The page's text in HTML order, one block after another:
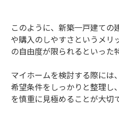
このように、新築一戸建ての
や購入のしやすさというメリ
の自由度が限られるといった
マイホームを検討する際には
希望条件をしっかりと整理し
を慎重に見極めることが大切